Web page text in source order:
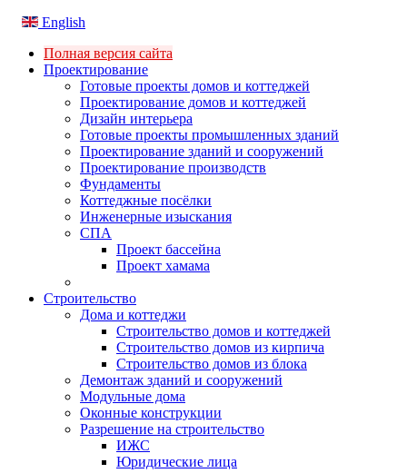
English
Полная версия сайта
Проектирование
Готовые проекты домов и коттеджей
Проектирование домов и коттеджей
Дизайн интерьера
Готовые проекты промышленных зданий
Проектирование зданий и сооружений
Проектирование производств
Фундаменты
Коттеджные посёлки
Инженерные изыскания
СПА
Проект бассейна
Проект хамама
Строительство
Дома и коттеджи
Строительство домов и коттеджей
Строительство домов из кирпича
Строительство домов из блока
Демонтаж зданий и сооружений
Модульные дома
Оконные конструкции
Разрешение на строительство
ИЖС
Юридические лица